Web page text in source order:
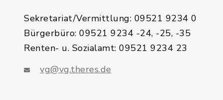
Sekretariat/Vermittlung: 09521 9234 0
Bürgerbüro: 09521 9234 -24, -25, -35
Renten- u. Sozialamt: 09521 9234 23
vg@vg.theres.de